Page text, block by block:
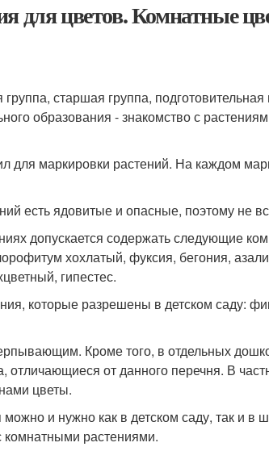
для цветов. Комнатные
старшая группа, подготовительная
образования - знакомство с
для маркировки растений. На каждом
есть ядовитые и опасные, поэтому не
допускается содержать следующие
хохлатый, фуксия, бегония,
гипестес.
которые разрешены в детском саду:
Кроме того, в отдельных
отличающиеся от данного перечня. В
цветы.
можно и нужно как в детском саду, так и
комнатными растениями.